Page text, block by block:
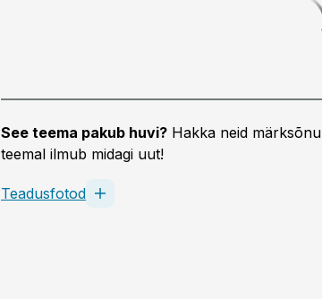
See teema pakub huvi? Hakka neid
teemal ilmub midagi uut!
Teadusfotod